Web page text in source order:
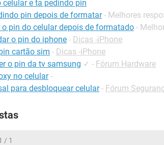
celular e ta pedindo pin
pin depois de formatar - Melhores
o pin do celular depois de formatado -
o pin do iphone - Dicas -iPhone
cartão sim - Dicas -iPhone
o pin da tv samsung ✓ - Fórum Hardware
no celular -
para desbloquear celular - Fórum
/ 1